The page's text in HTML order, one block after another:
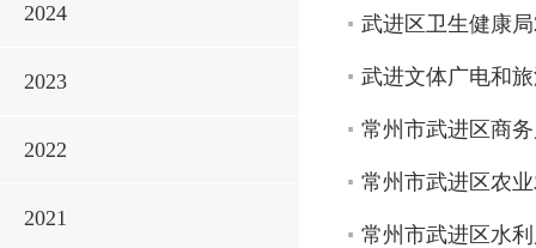
2024
2023
2022
2021
武进区卫生健康
武进文体广电和
常州市武进区商
常州市武进区农
常州市武进区水